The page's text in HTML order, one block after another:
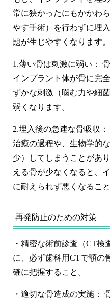
常に狭かったにもかかわ
やす手術）を行わずに埋
題が生じやすくなります。
1.薄い骨は刺激に弱い：
インプラント体が骨に完
ずかな刺激（噛む力や細
弱くなります。
2.埋入後の急速な骨吸収：
治癒の過程や、生物学的
少）してしまう ことがあ
える骨が少なくなると、
に耐えられず悪くなるこ
再発防止のための対策
・ 精密な術前診査（CT検
に、必ず歯科用CTで顎の
確に把握すること。
・ 適切な骨造成の実施：